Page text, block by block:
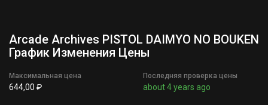
Arcade Archives PISTOL DAIMYO NO BOUKEN
График Изменения Цены
Максимальная цена
644,00 ₽
Последняя проверка цены
about 4 years ago